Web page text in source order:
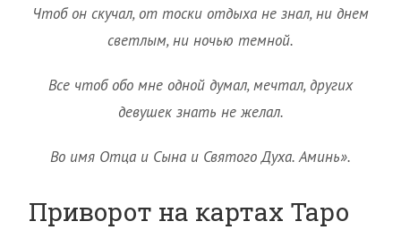
Чтоб он скучал, от тоски от­дыха не знал, ни днем
светлым, ни ночью темной.
Все чтоб обо мне одной думал, мечтал, других
девушек знать не желал.
Во имя Отца и Сына и Святого Духа. Аминь».
Приворот на картах Таро